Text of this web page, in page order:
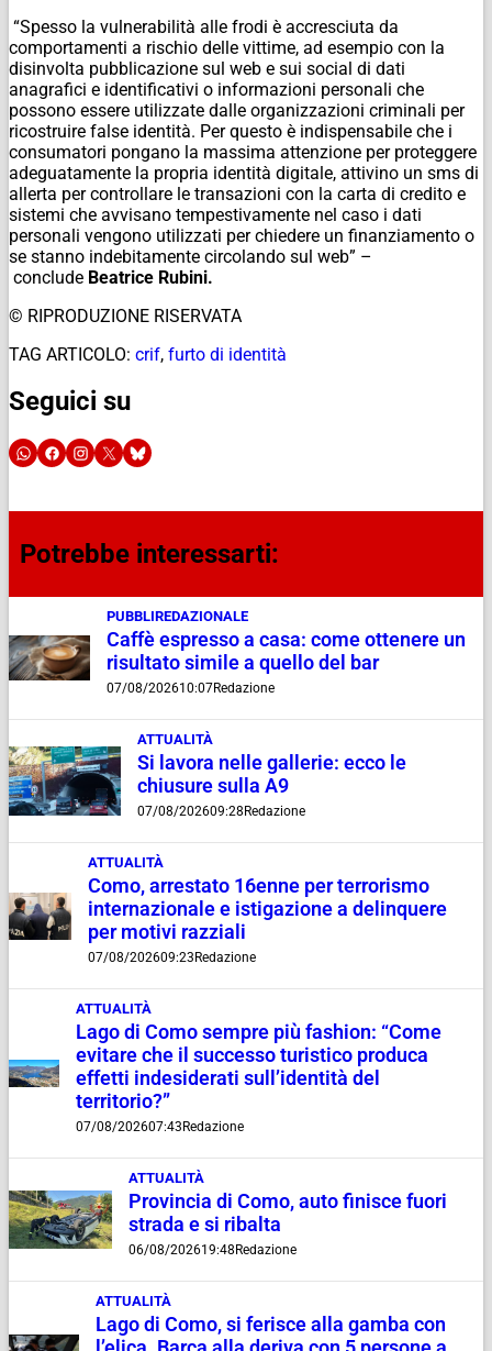
“Spesso la vulnerabilità alle frodi è accresciuta da
comportamenti a rischio delle vittime, ad esempio con la
disinvolta pubblicazione sul web e sui social di dati
anagrafici e identificativi o informazioni personali che
possono essere utilizzate dalle organizzazioni criminali per
ricostruire false identità. Per questo è indispensabile che i
consumatori pongano la massima attenzione per proteggere
adeguatamente la propria identità digitale, attivino un sms di
allerta per controllare le transazioni con la carta di credito e
sistemi che avvisano tempestivamente nel caso i dati
personali vengono utilizzati per chiedere un finanziamento o
se stanno indebitamente circolando sul web” –
conclude Beatrice Rubini.
© RIPRODUZIONE RISERVATA
TAG ARTICOLO: crif, furto di identità
Seguici su
Potrebbe interessarti:
PUBBLIREDAZIONALE
Caffè espresso a casa: come ottenere un
risultato simile a quello del bar
07/08/202610:07Redazione
ATTUALITÀ
Si lavora nelle gallerie: ecco le
chiusure sulla A9
07/08/202609:28 Redazione
ATTUALITÀ
Como, arrestato 16enne per terrorismo
internazionale e istigazione a delinquere
per motivi razziali
07/08/202609:23 Redazione
ATTUALITÀ
Lago di Como sempre più fashion: “Come
evitare che il successo turistico produca
effetti indesiderati sull’identità del
territorio?”
07/08/202607:43 Redazione
ATTUALITÀ
Provincia di Como, auto finisce fuori
strada e si ribalta
06/08/202619:48 Redazione
ATTUALITÀ
Lago di Como, si ferisce alla gamba con